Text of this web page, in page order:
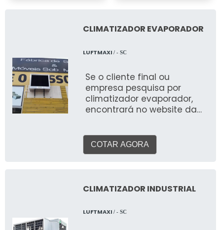
CLIMATIZADOR EVAPORADOR
LUFTMAXI / - SC
Se o cliente final ou
empresa pesquisa por
climatizador evaporador,
encontrará no website da
plataforma, o cliente acaba
conhecendo a líder do
SOBRE O PRODUTO O
promove a melhor
COTAR AGORA
CLIMATIZADOR INDUSTRIAL
LUFTMAXI / - SC